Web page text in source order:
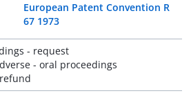
European Patent Convention R
67 1973
- request
- oral proceedings